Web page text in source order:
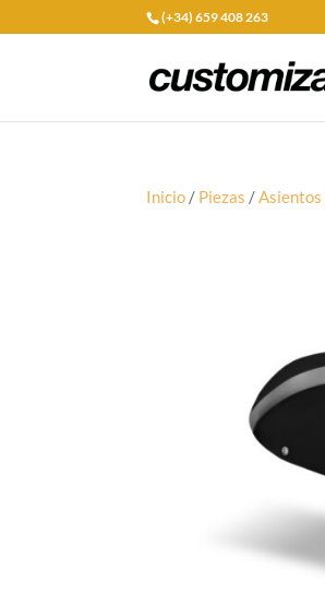
(+34) 659 408 263
Inicio / Piezas /Asientos